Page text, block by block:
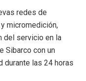
redes de
micromedición,
del servicio en la
Sibarco con un
durante las 24 horas